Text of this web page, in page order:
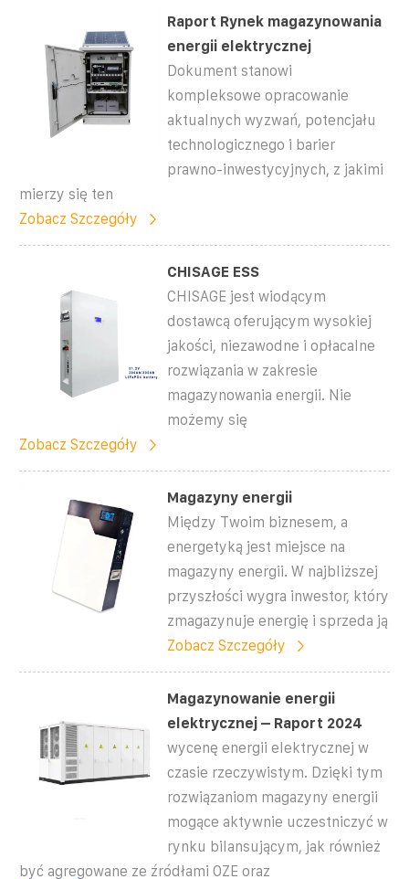
Raport Rynek magazynowania
energii elektrycznej
Dokument stanowi
kompleksowe opracowanie
aktualnych wyzwań, potencjału
technologicznego i barier
prawno-inwestycyjnych, z jakimi
mierzy się ten
Zobacz Szczegóły
CHISAGE ESS
CHISAGE jest wiodącym
dostawcą oferującym wysokiej
jakości, niezawodne i opłacalne
rozwiązania w zakresie
magazynowania energii. Nie
możemy się
Zobacz Szczegóły
Magazyny energii
Między Twoim biznesem, a
energetyką jest miejsce na
magazyny energii. W najbliższej
przyszłości wygra inwestor, który
zmagazynuje energię i sprzeda ją
Zobacz Szczegóły
Magazynowanie energii
elektrycznej – Raport 2024
wycenę energii elektrycznej w
czasie rzeczywistym. Dzięki tym
rozwiązaniom magazyny energii
mogące aktywnie uczestniczyć w
rynku bilansującym, jak również
być agregowane ze źródłami OZE oraz